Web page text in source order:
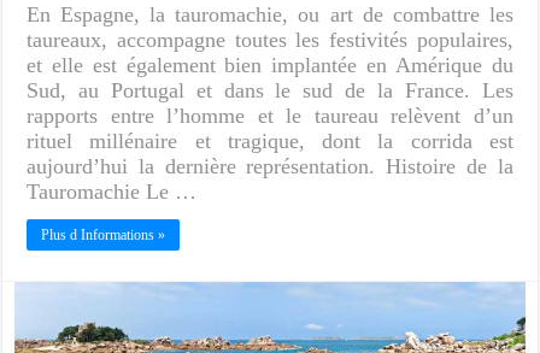
En Espagne, la tauromachie, ou art de combattre les
taureaux, accompagne toutes les festivités populaires,
et elle est également bien implantée en Amérique du
Sud, au Portugal et dans le sud de la France. Les
rapports entre l’homme et le taureau relèvent d’un
rituel millénaire et tragique, dont la corrida est
aujourd’hui la dernière représentation. Histoire de la
Tauromachie Le …
Plus d Informations »